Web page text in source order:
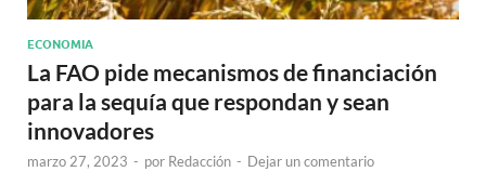
ECONOMIA
La FAO pide mecanismos de financiación
para la sequía que respondan y sean
innovadores
marzo 27, 2023 - por Redacción - Dejar un comentario